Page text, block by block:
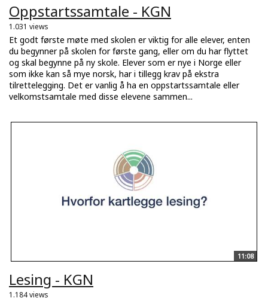
Oppstartssamtale - KGN
1.031 views
Et godt første møte med skolen er viktig for alle elever, enten
du begynner på skolen for første gang, eller om du har flyttet
og skal begynne på ny skole. Elever som er nye i Norge eller
som ikke kan så mye norsk, har i tillegg krav på ekstra
tilrettelegging. Det er vanlig å ha en oppstartssamtale eller
velkomstsamtale med disse elevene sammen...
11:08
Lesing - KGN
1.184 views